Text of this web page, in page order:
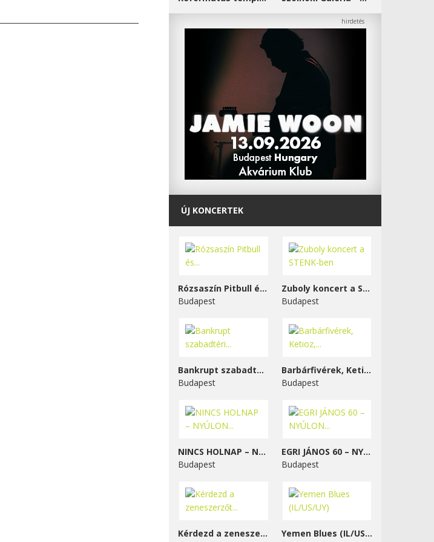
ÚJ KONCERTEK
Rózsaszín Pitbull és...
Budapest
Zuboly koncert a STENK-ben
Budapest
Bankrupt szabadtéri...
Budapest
Barbárfivérek, Ketioz,...
Budapest
NINCS HOLNAP – NYÚLON...
Budapest
EGRI JÁNOS 60 – NYÚLON...
Budapest
Kérdezd a zeneszerzőt...
Yemen Blues (IL/US/UY)